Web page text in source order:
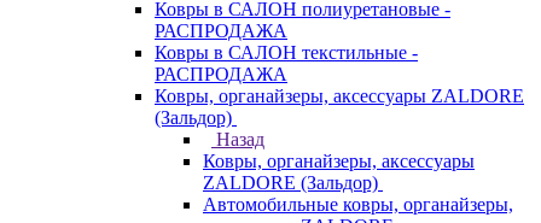
Ковры в САЛОН полиуретановые -
РАСПРОДАЖА
Ковры в САЛОН текстильные -
РАСПРОДАЖА
Ковры, органайзеры, аксессуары ZALDORE
(Зальдор)
Назад
Ковры, органайзеры, аксессуары
ZALDORE (Зальдор)
Автомобильные ковры, органайзеры,